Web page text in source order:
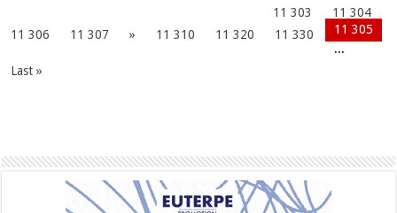
11 303
11 304
11 305
11 306 11 307 » 11 310 11 320
11 330
...
Last »